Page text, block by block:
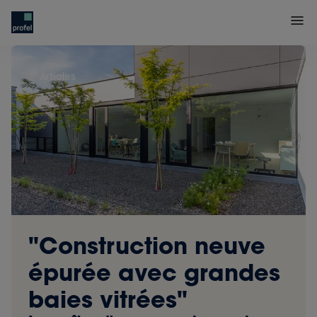
Articles
"Construction neuve
épurée avec grandes
baies vitrées"